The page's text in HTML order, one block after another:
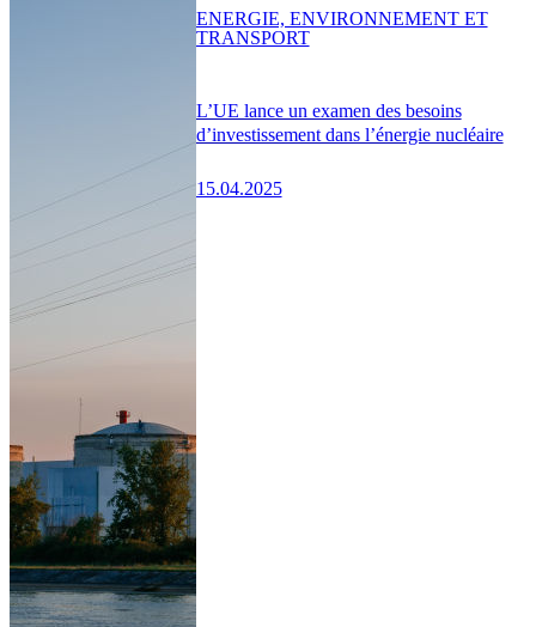
L’UE lance un examen des besoins
d’investissement dans l’énergie nucléaire
15.04.2025
ENERGIE, ENVIRONNEMENT ET
TRANSPORT